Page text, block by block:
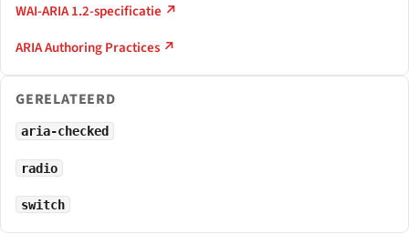
WAI-ARIA 1.2-specificatie ↗
ARIA Authoring Practices ↗
GERELATEERD
aria-checked
radio
switch